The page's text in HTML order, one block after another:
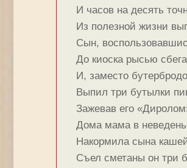
И часов на десять
Из полезной жизни
Сын,
До киоска рысью
И, заместо
Выпил три бутылки
Зажевав его
Дома мама в
Накормила сына
Съел сметаны он три